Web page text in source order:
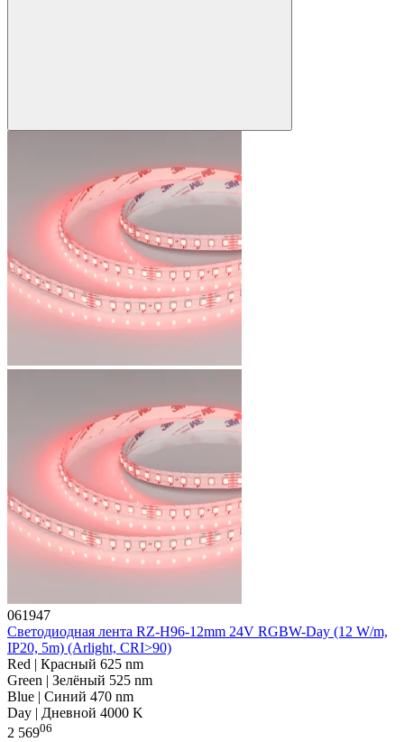
061947
Светодиодная лента RZ-H96-12mm 24V RGBW-Day (12 W/m,
IP20, 5m) (Arlight, CRI>90)
Red | Красный 625 nm
Green | Зелёный 525 nm
Blue | Синий 470 nm
Day | Дневной 4000 K
2 56906